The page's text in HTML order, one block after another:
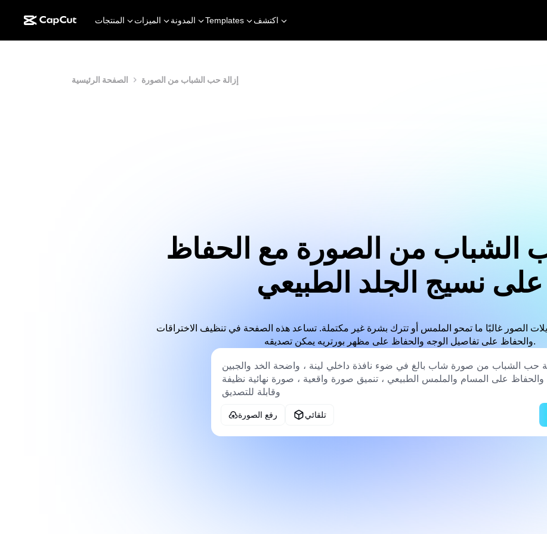
المنتجات الميزات المدونة Templates اكتشف
الصفحة الرئيسية إزالة حب الشباب من الصورة
الشباب من الصورة مع الحفاظ
على نسيج الجلد الطبيعي
الصور غالبًا ما تمحو الملمس أو تترك بشرة غير مكتملة. تساعد هذه الصفحة في تنظيف الاختراقات
والحفاظ على تفاصيل الوجه والحفاظ على مظهر بورتريه يمكن تصديقه.
رفع الصورة تلقائي